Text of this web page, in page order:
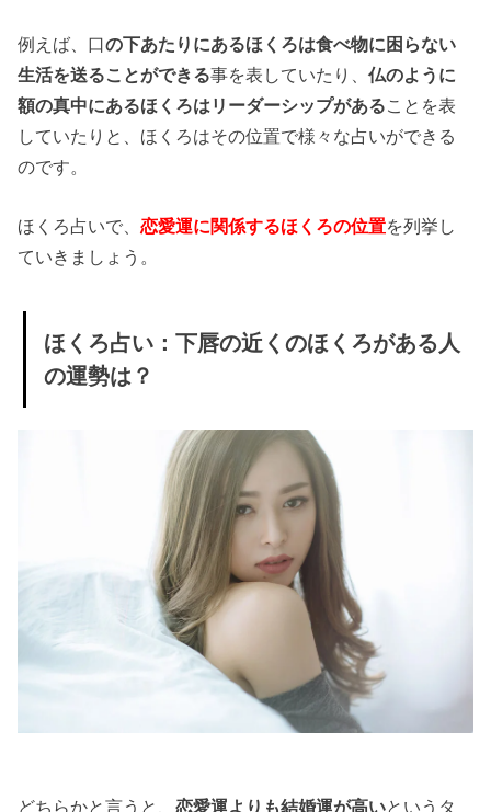
アップ！でも
ホクロがない
例えば、口の下あたりにあるほくろは食べ物に困らない
生活を送ることができる事を表していたり、仏のように
額の真中にあるほくろはリーダーシップがあることを表
していたりと、ほくろはその位置で様々な占いができる
のです。
ほくろ占いで、恋愛運に関係するほくろの位置を列挙し
ていきましょう。
ほくろ占い：下唇の近くのほくろがある人
の運勢は？
どちらかと言うと、恋愛運よりも結婚運が高いというタ